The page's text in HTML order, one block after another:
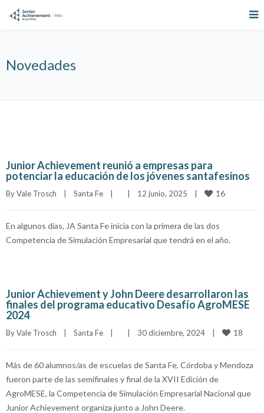
Novedades
Junior Achievement reunió a empresas para
potenciar la educación de los jóvenes santafesinos
By Vale Trosch Santa Fe 12 junio, 2025 16
En algunos días, JA Santa Fe inicia con la primera de las dos
Competencia de Simulación Empresarial que tendrá en el año.
Junior Achievement y John Deere desarrollaron las
finales del programa educativo Desafío AgroMESE
2024
By Vale Trosch Santa Fe 30 diciembre, 2024 18
Más de 60 alumnos/as de escuelas de Santa Fe, Córdoba y Mendoza
fueron parte de las semifinales y final de la XVII Edición de
AgroMESE, la Competencia de Simulación Empresarial Nacional que
Junior Achievement organiza junto a John Deere.